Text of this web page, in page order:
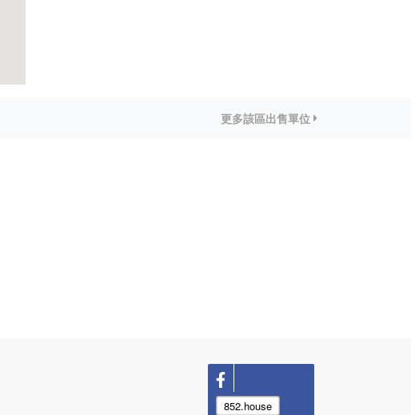
更多該區出售單位
852.house